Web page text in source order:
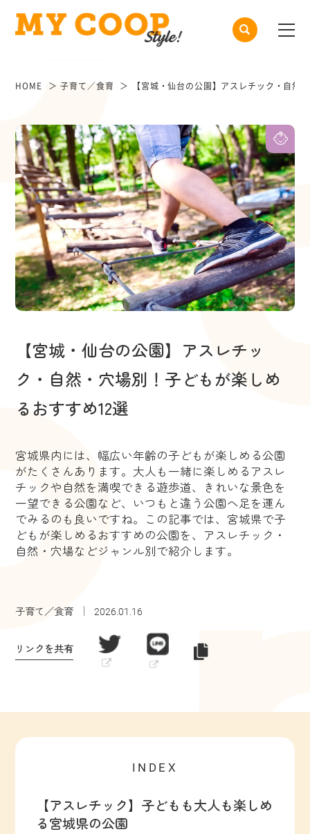
HOME 子育て／食育 【宮城・仙台の公園】アスレチック・自
【宮城・仙台の公園】アスレチッ
ク・自然・穴場別！子どもが楽しめ
るおすすめ12選
宮城県内には、幅広い年齢の子どもが楽しめる公園
がたくさんあります。大人も一緒に楽しめるアスレ
チックや自然を満喫できる遊歩道、きれいな景色を
一望できる公園など、いつもと違う公園へ足を運ん
でみるのも良いですね。この記事では、宮城県で子
どもが楽しめるおすすめの公園を、アスレチック・
自然・穴場などジャンル別で紹介します。
子育て／食育 2026.01.16
リンクを共有
INDEX
【アスレチック】子どもも大人も楽しめ
る宮城県の公園